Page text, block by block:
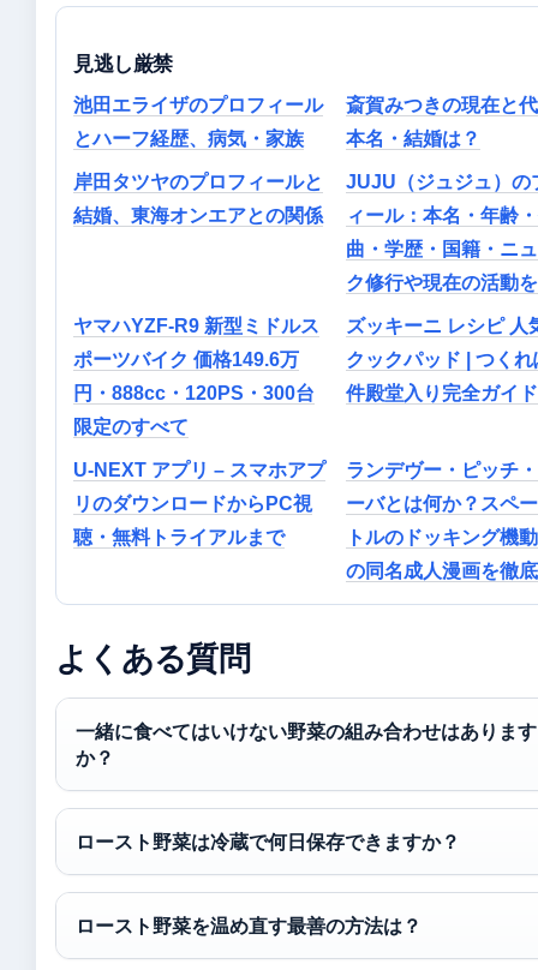
見逃し厳禁
池田エライザのプロフィール
とハーフ経歴、病気・家族
斎賀みつきの現在と
本名・結婚は？
岸田タツヤのプロフィールと
結婚、東海オンエアとの関係
JUJU（ジュジュ）の
ィール：本名・年齢
曲・学歴・国籍・ニ
ク修行や現在の活動
ヤマハYZF-R9 新型ミドルス
ポーツバイク 価格149.6万
円・888cc・120PS・300台
限定のすべて
ズッキーニ レシピ 人
クックパッド | つく
件殿堂入り完全ガイド
U-NEXT アプリ – スマホアプ
リのダウンロードからPC視
聴・無料トライアルまで
ランデヴー・ピッチ
ーバとは何か？スペ
トルのドッキング機
の同名成人漫画を徹
よくある質問
一緒に食べてはいけない野菜の組み合わせはあります
か？
ロースト野菜は冷蔵で何日保存できますか？
ロースト野菜を温め直す最善の方法は？